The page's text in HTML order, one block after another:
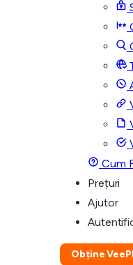
Cum
Prețuri
Ajutor
Obține